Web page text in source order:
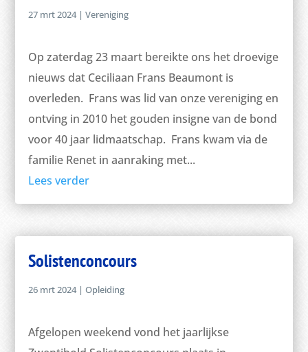
27 mrt 2024|Vereniging
Op zaterdag 23 maart bereikte ons het droevige
nieuws dat Ceciliaan Frans Beaumont is
overleden. Frans was lid van onze vereniging en
ontving in 2010 het gouden insigne van de bond
voor 40 jaar lidmaatschap. Frans kwam via de
familie Renet in aanraking met...
Lees verder
Solistenconcours
26 mrt 2024|Opleiding
Afgelopen weekend vond het jaarlijkse